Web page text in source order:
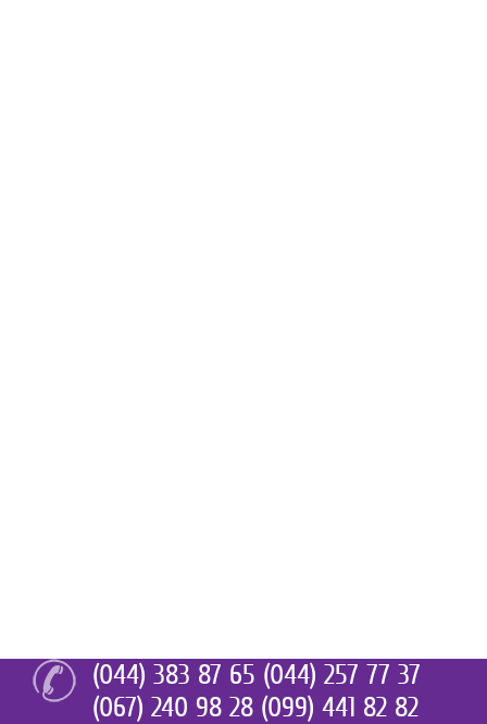
(044) 383 87 65 (044) 257 77 37
(067) 240 98 28 (099) 441 82 82